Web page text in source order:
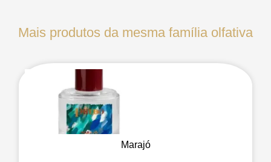
Mais produtos da mesma família olfativa
Marajó